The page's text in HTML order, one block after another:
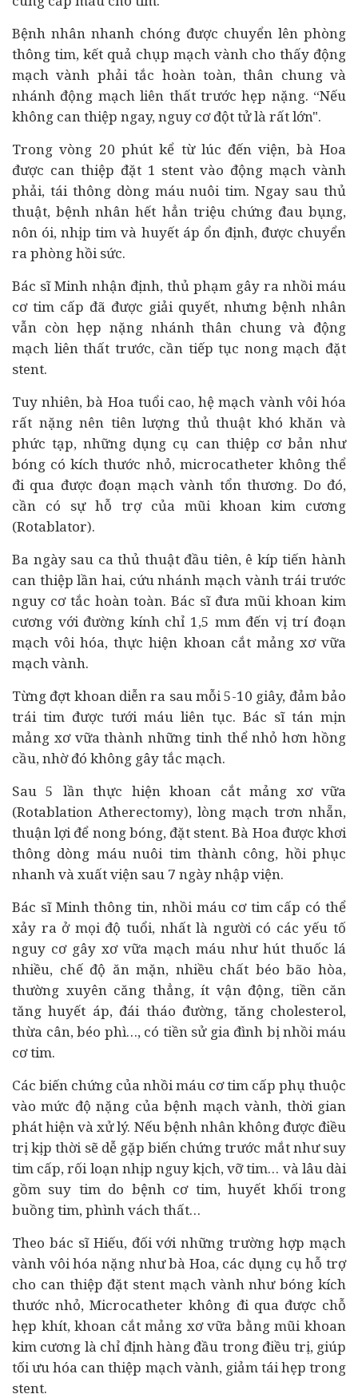
Bệnh nhân nhanh chóng được chuyển lên phòng
thông tim, kết quả chụp mạch vành cho thấy động
mạch vành phải tắc hoàn toàn, thân chung và
nhánh động mạch liên thất trước hẹp nặng. “Nếu
không can thiệp ngay, nguy cơ đột tử là rất lớn".
Trong vòng 20 phút kể từ lúc đến viện, bà Hoa
được can thiệp đặt 1 stent vào động mạch vành
phải, tái thông dòng máu nuôi tim. Ngay sau thủ
thuật, bệnh nhân hết hẳn triệu chứng đau bụng,
nôn ói, nhịp tim và huyết áp ổn định, được chuyển
ra phòng hồi sức.
Bác sĩ Minh nhận định, thủ phạm gây ra nhồi máu
cơ tim cấp đã được giải quyết, nhưng bệnh nhân
vẫn còn hẹp nặng nhánh thân chung và động
mạch liên thất trước, cần tiếp tục nong mạch đặt
stent.
Tuy nhiên, bà Hoa tuổi cao, hệ mạch vành vôi hóa
rất nặng nên tiên lượng thủ thuật khó khăn và
phức tạp, những dụng cụ can thiệp cơ bản như
bóng có kích thước nhỏ, microcatheter không thể
đi qua được đoạn mạch vành tổn thương. Do đó,
cần có sự hỗ trợ của mũi khoan kim cương
(Rotablator).
Ba ngày sau ca thủ thuật đầu tiên, ê kíp tiến hành
can thiệp lần hai, cứu nhánh mạch vành trái trước
nguy cơ tắc hoàn toàn. Bác sĩ đưa mũi khoan kim
cương với đường kính chỉ 1,5 mm đến vị trí đoạn
mạch vôi hóa, thực hiện khoan cắt mảng xơ vữa
mạch vành.
Từng đợt khoan diễn ra sau mỗi 5-10 giây, đảm bảo
trái tim được tưới máu liên tục. Bác sĩ tán mịn
mảng xơ vữa thành những tinh thể nhỏ hơn hồng
cầu, nhờ đó không gây tắc mạch.
Sau 5 lần thực hiện khoan cắt mảng xơ vữa
(Rotablation Atherectomy), lòng mạch trơn nhẵn,
thuận lợi để nong bóng, đặt stent. Bà Hoa được khơi
thông dòng máu nuôi tim thành công, hồi phục
nhanh và xuất viện sau 7 ngày nhập viện.
Bác sĩ Minh thông tin, nhồi máu cơ tim cấp có thể
xảy ra ở mọi độ tuổi, nhất là người có các yếu tố
nguy cơ gây xơ vữa mạch máu như hút thuốc lá
nhiều, chế độ ăn mặn, nhiều chất béo bão hòa,
thường xuyên căng thẳng, ít vận động, tiền căn
tăng huyết áp, đái tháo đường, tăng cholesterol,
thừa cân, béo phì…, có tiền sử gia đình bị nhồi máu
cơ tim.
Các biến chứng của nhồi máu cơ tim cấp phụ thuộc
vào mức độ nặng của bệnh mạch vành, thời gian
phát hiện và xử lý. Nếu bệnh nhân không được điều
trị kịp thời sẽ dễ gặp biến chứng trước mắt như suy
tim cấp, rối loạn nhịp nguy kịch, vỡ tim… và lâu dài
gồm suy tim do bệnh cơ tim, huyết khối trong
buồng tim, phình vách thất…
Theo bác sĩ Hiếu, đối với những trường hợp mạch
vành vôi hóa nặng như bà Hoa, các dụng cụ hỗ trợ
cho can thiệp đặt stent mạch vành như bóng kích
thước nhỏ, Microcatheter không đi qua được chỗ
hẹp khít, khoan cắt mảng xơ vữa bằng mũi khoan
kim cương là chỉ định hàng đầu trong điều trị, giúp
tối ưu hóa can thiệp mạch vành, giảm tái hẹp trong
stent.